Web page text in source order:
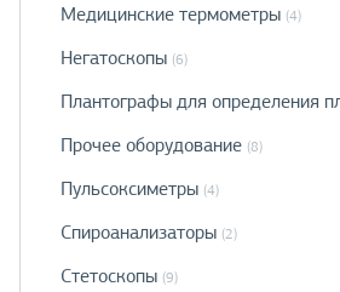
Медицинские термометры (4)
Негатоскопы (6)
Плантографы для определения
Прочее оборудование (8)
Пульсоксиметры (4)
Спироанализаторы (2)
Стетоскопы (9)